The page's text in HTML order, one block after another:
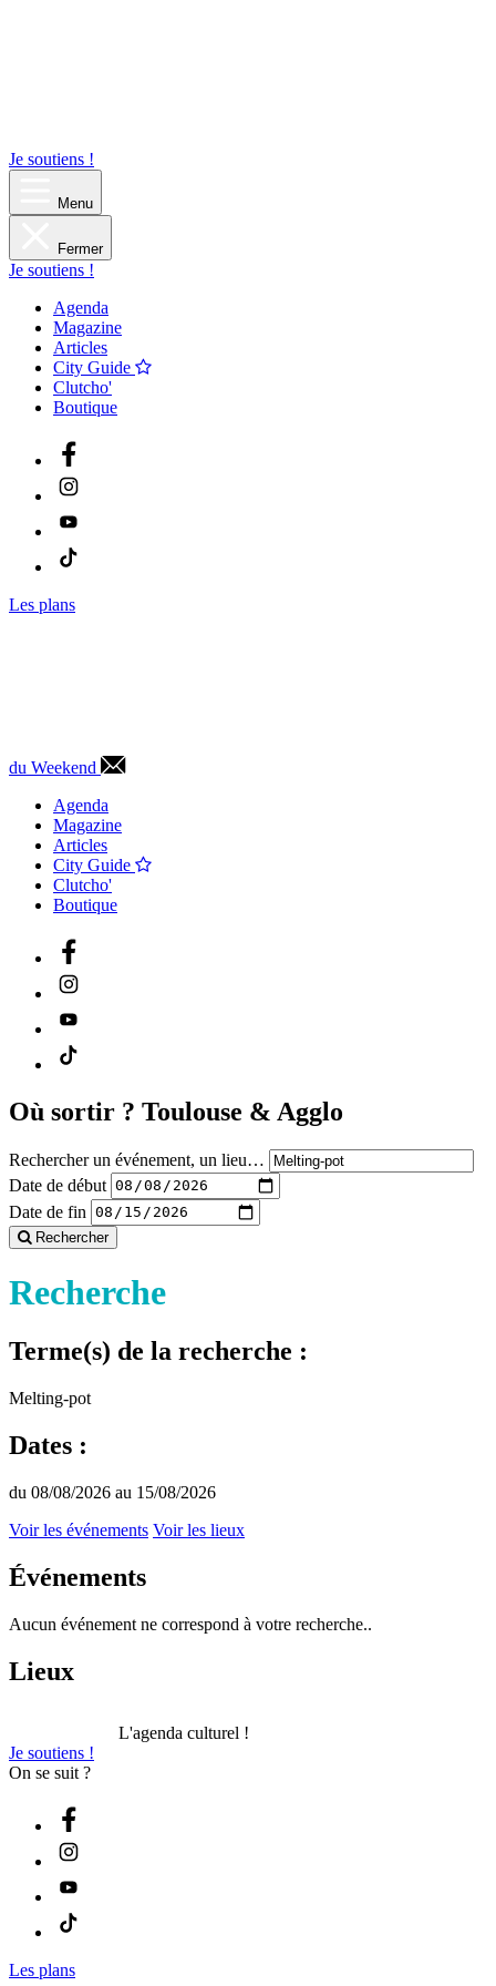
Je soutiens !
Menu
Fermer
Je soutiens !
Agenda
Magazine
Articles
City Guide
Clutcho'
Boutique
Les plans
du Weekend
Agenda
Magazine
Articles
City Guide
Clutcho'
Boutique
Où sortir ? Toulouse & Agglo
Rechercher un événement, un lieu…
Date de début
Date de fin
Rechercher
Recherche
Terme(s) de la recherche :
Melting-pot
Dates :
du 08/08/2026 au 15/08/2026
Voir les événements Voir les lieux
Événements
Aucun événement ne correspond à votre recherche..
Lieux
L'agenda culturel !
Je soutiens !
On se suit ?
Les plans